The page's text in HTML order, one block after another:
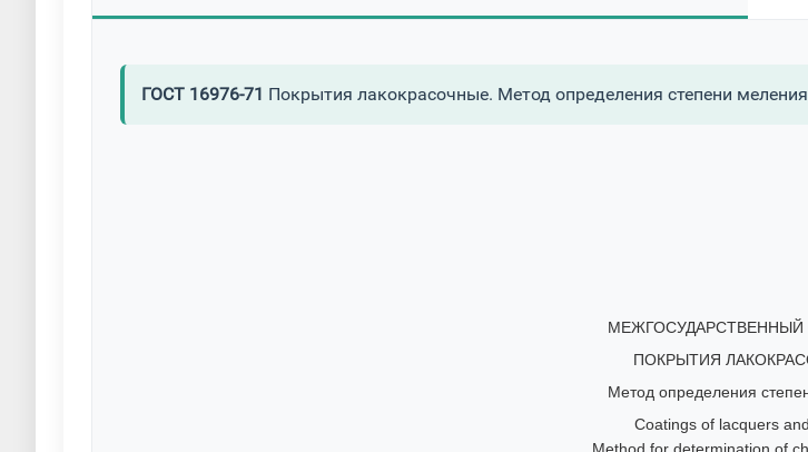
ГОСТ 16976-71 Покрытия лакокрасочные. Метод определения степени меления